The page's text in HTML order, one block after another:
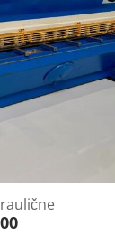
stražnji
x V 1600 x
E-nožni
2 nosača,
i svjetlosnom